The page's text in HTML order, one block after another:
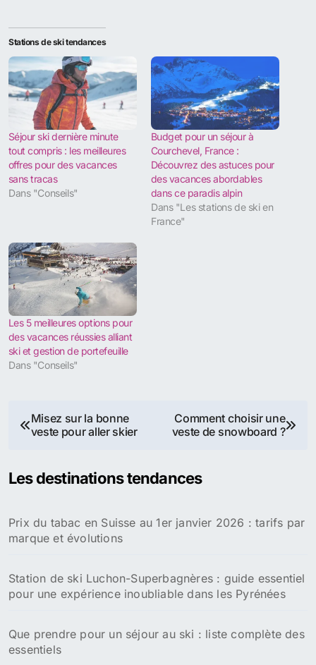
Stations de ski tendances
Séjour ski dernière minute
tout compris : les meilleures
offres pour des vacances
sans tracas
Dans "Conseils"
Budget pour un séjour à
Courchevel, France :
Découvrez des astuces pour
des vacances abordables
dans ce paradis alpin
Dans "Les stations de ski en
France"
Les 5 meilleures options pour
des vacances réussies alliant
ski et gestion de portefeuille
Dans "Conseils"
Navigation
l’article
Misez sur la bonne
veste pour aller skier
Comment choisir une
veste de snowboard ?
Les destinations tendances
Prix du tabac en Suisse au 1er janvier 2026 : tarifs par
marque et évolutions
Station de ski Luchon-Superbagnères : guide essentiel
pour une expérience inoubliable dans les Pyrénées
Que prendre pour un séjour au ski : liste complète des
essentiels